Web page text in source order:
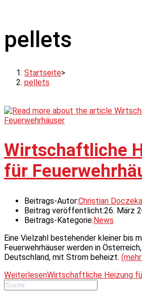
pellets
Startseite>
pellets
Wirtschaftliche
für
Beitrags-Autor:Christian Doczekal
Beitrag veröffentlicht:26. März
Beitrags-Kategorie: News
Eine Vielzahl bestehender kleiner bis
Feuerwehrhäuser werden in
Deutschland, mit Strom beheizt.
WeiterlesenWirtschaftliche Heizung